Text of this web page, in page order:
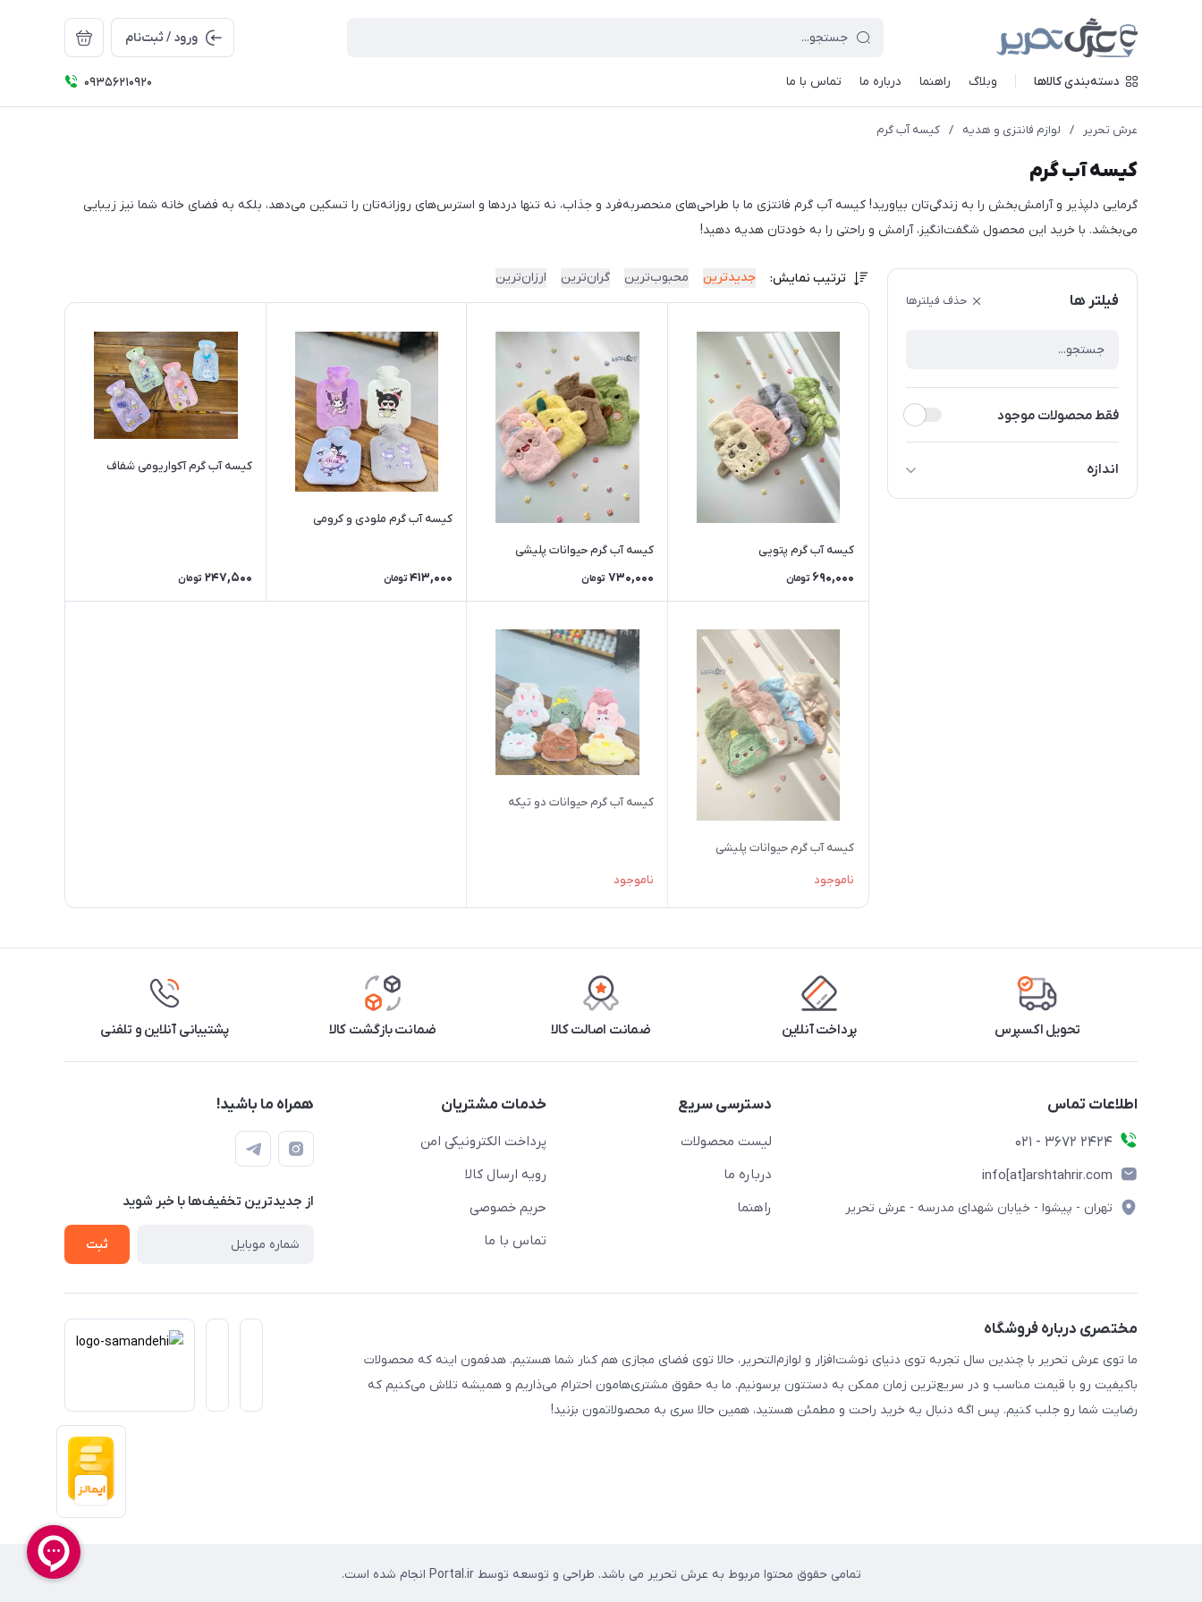
ورود / ثبت‌نام
دسته‌بندی کالاها وبلاگ راهنما درباره ما تماس با ما 09356210920
عرش تحریر / لوازم فانتزی و هدیه / کیسه آب گرم
کیسه آب گرم
گرمایی دلپذیر و آرامش‌بخش را به زندگی‌تان بیاورید! کیسه آب گرم فانتزی ما با طراحی‌های منحصربه‌فرد و جذاب، نه تنها دردها و استرس‌های روزانه‌تان را تسکین می‌دهد، بلکه به فضای خانه شما نیز زیبایی
می‌بخشد. با خرید این محصول شگفت‌انگیز، آرامش و راحتی را به خودتان هدیه دهید!
فیلتر ها حذف فیلترها
فقط محصولات موجود
اندازه
متوسط
ترتیب نمایش: جدیدترین محبوب‌ترین گران‌ترین ارزان‌ترین
کیسه آب گرم پتویی
690,000 تومان
کیسه آب گرم حیوانات پلیشی
730,000 تومان
کیسه آب گرم ملودی و کرومی
413,000 تومان
کیسه آب گرم آکواریومی شفاف
247,500 تومان
کیسه آب گرم حیوانات پلیشی
ناموجود
کیسه آب گرم حیوانات دو تیکه
ناموجود
تحویل اکسپرس پرداخت آنلاین ضمانت اصالت کالا ضمانت بازگشت کالا پشتیبانی آنلاین و تلفنی
اطلاعات تماس
2424 3672 - 021
info[at]arshtahrir.com
تهران - پیشوا - خیابان شهدای مدرسه - عرش تحریر
دسترسی سریع
لیست محصولات
درباره ما
راهنما
خدمات مشتریان
پرداخت الکترونیکی امن
رویه ارسال کالا
حریم خصوصی
تماس با ما
همراه ما باشید!
از جدید‌ترین تخفیف‌ها با‌ خبر شوید
ثبت
مختصری درباره فروشگاه
ما توی عرش تحریر با چندین سال تجربه توی دنیای نوشت‌افزار و لوازم‌التحریر، حالا توی فضای مجازی هم کنار شما هستیم. هدفمون اینه که محصولات
باکیفیت رو با قیمت مناسب و در سریع‌ترین زمان ممکن به دستتون برسونیم. ما به حقوق مشتری‌هامون احترام می‌ذاریم و همیشه تلاش می‌کنیم که
رضایت شما رو جلب کنیم. پس اگه دنبال یه خرید راحت و مطمئن هستید، همین حالا سری به محصولاتمون بزنید!
تمامی حقوق محتوا مربوط به عرش تحریر می باشد. طراحی و توسعه توسط Portal.ir انجام شده است.